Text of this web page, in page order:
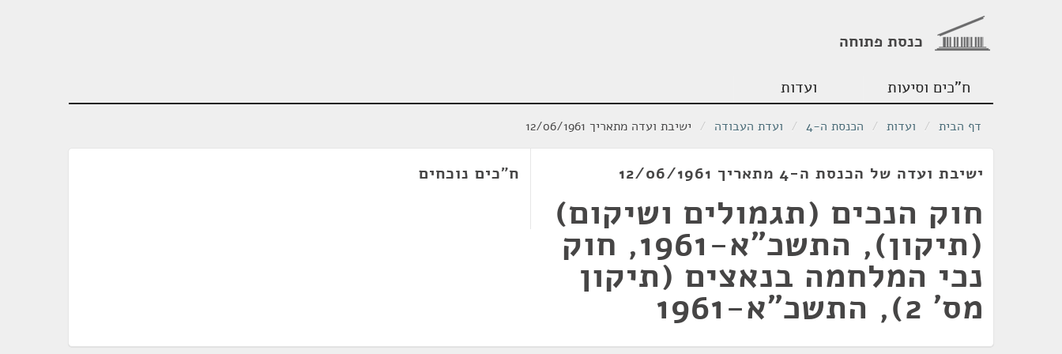
כנסת פתוחה
ח"כים וסיעות ועדות
דף הבית / ועדות / הכנסת ה-4 / ועדת העבודה / ישיבת ועדה מתאריך 12/06/1961
ישיבת ועדה של הכנסת ה-4 מתאריך 12/06/1961
חוק הנכים (תגמולים ושיקום)
(תיקון), התשכ"א-1961, חוק
נכי המלחמה בנאצים (תיקון
מס' 2), התשכ"א-1961
ח"כים נוכחים